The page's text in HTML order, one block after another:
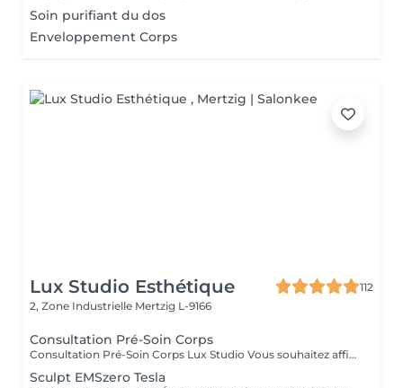
Soin purifiant du dos
Enveloppement Corps
Lux Studio Esthétique
112
2, Zone Industrielle Mertzig L-9166
Consultation Pré-Soin Corps
Consultation Pré-Soin Corps Lux Studio Vous souhaitez affiner votre silhouette, raffermir votre peau ou éliminer la cellulite, mais vous ne savez pas par où commencer ? Réservez une consultation corporelle personnalisée, incluant une analyse de vos besoins, un bilan esthétique complet et une mini séance test avec nos technologies avancées. Évaluation de votre morphologie et objectifs Diagnostic personnalisé Test de nos appareils (cavitation, radiofréquence, pressothérapie, cryolipolyse, etc.) Conseils experts et plan de traitement sur-mesure Le montant de la consultation est déductible en cas d'achat d'un forfait complet le jour même. Lux Studio Vous souhaitez affiner votre silhouette, raffermir votre peau ou éliminer la cellulite, mais vous ne savez pas par où commencer ? Réservez une consultation corporelle personnalisée, incluant une analyse de vos besoins, un bilan esthétique complet et une mini séance test avec nos technologies avancées. Évaluation de votre morphologie et objectifs Diagnostic personnalisé Test de nos appareils (cavitation, radiofréquence, pressothérapie, cryolipolyse, etc.) Conseils experts et plan de traitement sur-mesure Le montant de la consultation est déductible en cas d'achat d'un forfait complet le jour même.
Sculpt EMSzero Tesla